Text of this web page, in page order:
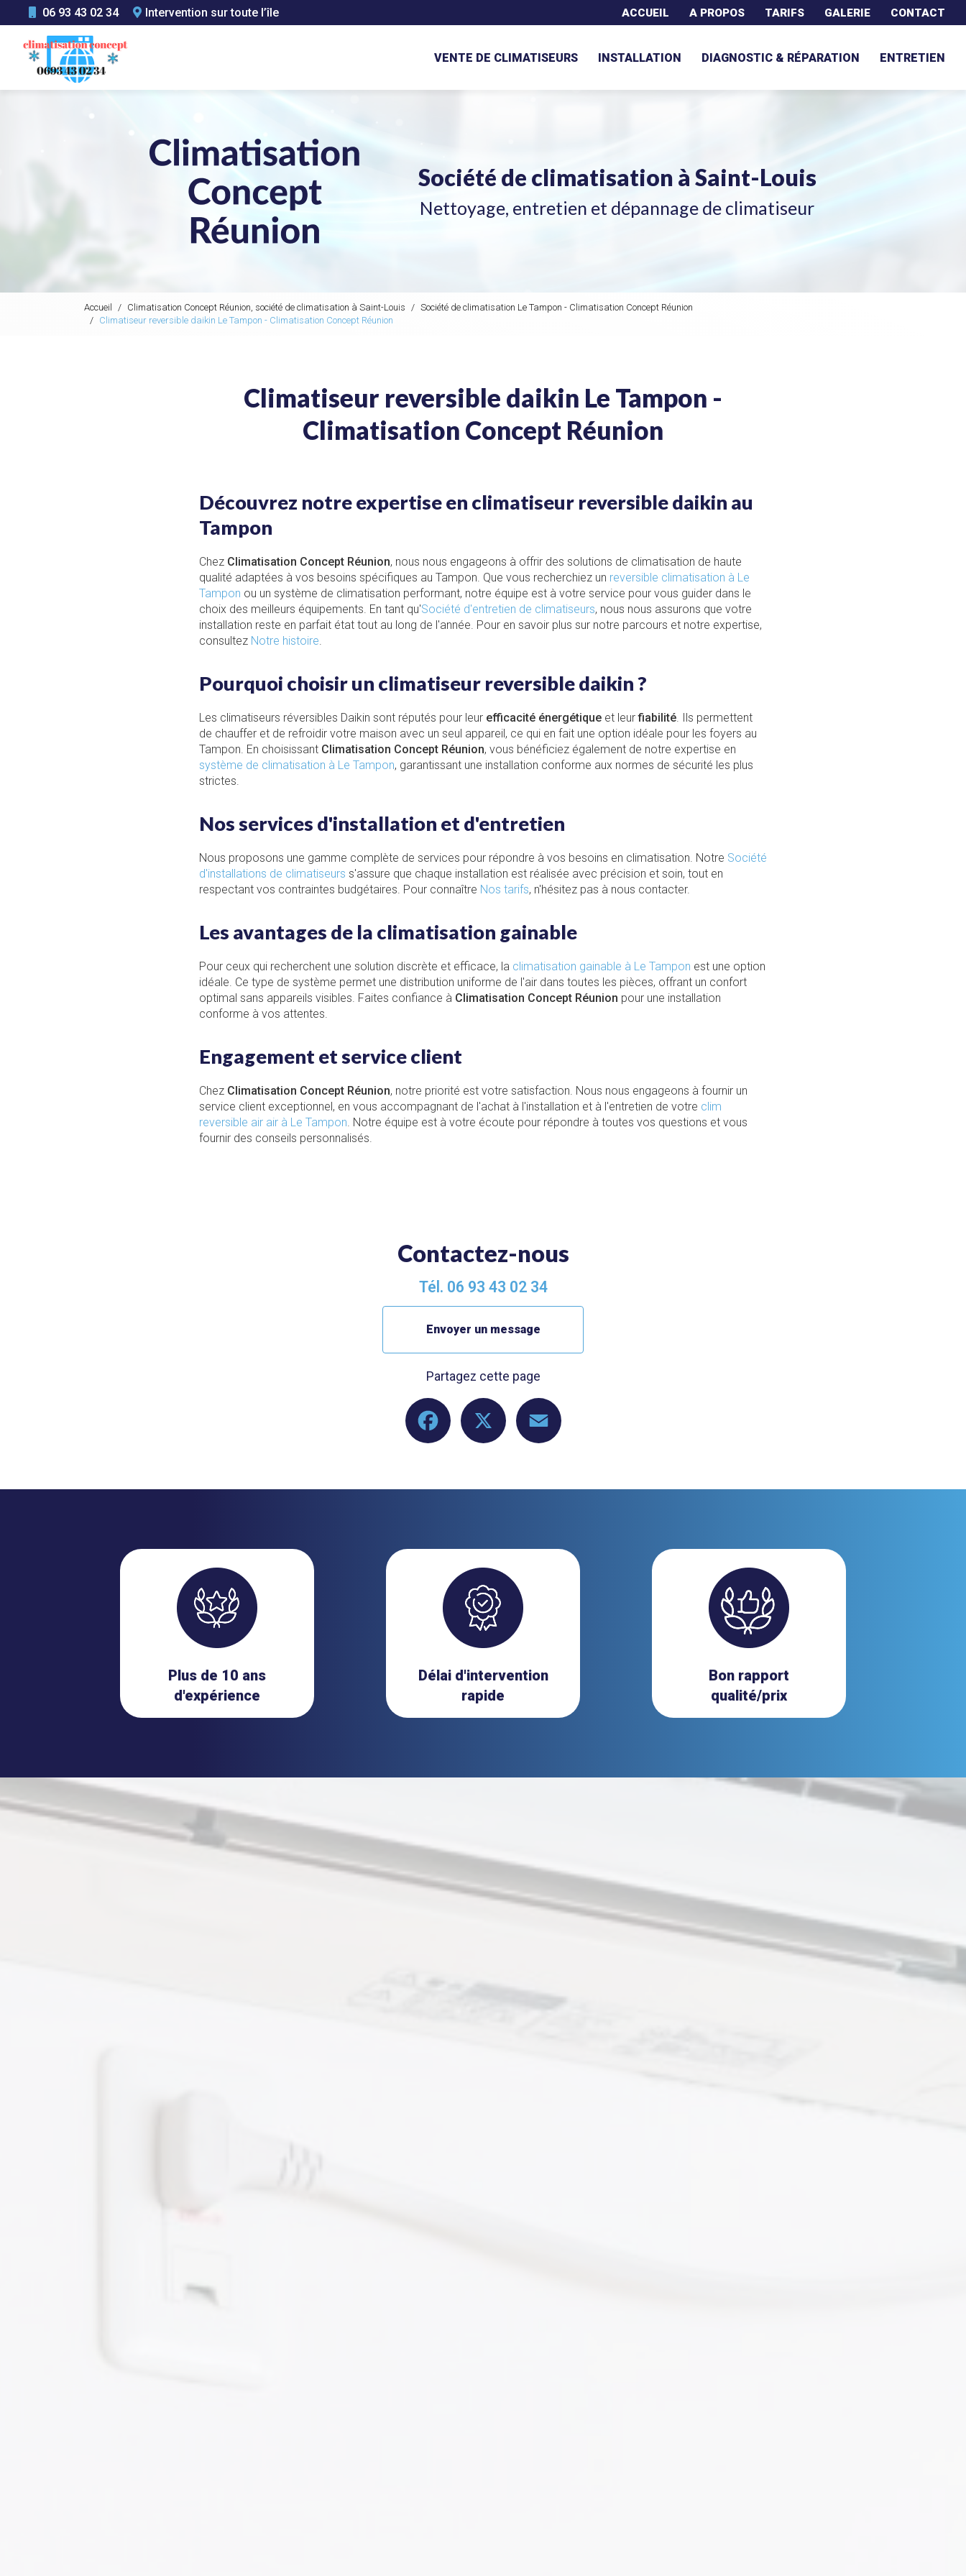
au
contenu
principal
06 93 43 02 34 Intervention sur toute l’île ACCUEIL A PROPOS TARIFS GALERIE CONTACT
VENTE DE CLIMATISEURS
INSTALLATION DIAGNOSTIC & RÉPARATION ENTRETIEN
Société de climatisation à Saint-Louis
Nettoyage, entretien et dépannage de climatiseur
Accueil Climatisation Concept Réunion, société de climatisation à Saint-Louis
Société de climatisation Le Tampon - Climatisation Concept Réunion
Climatiseur reversible daikin Le Tampon - Climatisation Concept Réunion
Climatiseur reversible daikin Le Tampon -
Climatisation Concept Réunion
Découvrez notre expertise en climatiseur reversible daikin au
Tampon
Chez Climatisation Concept Réunion, nous nous engageons à offrir des solutions de climatisation de haute
qualité adaptées à vos besoins spécifiques au Tampon. Que vous recherchiez un reversible climatisation à Le
Tampon ou un système de climatisation performant, notre équipe est à votre service pour vous guider dans le
choix des meilleurs équipements. En tant qu'Société d'entretien de climatiseurs, nous nous assurons que votre
installation reste en parfait état tout au long de l'année. Pour en savoir plus sur notre parcours et notre expertise,
consultez Notre histoire.
Pourquoi choisir un climatiseur reversible daikin ?
Les climatiseurs réversibles Daikin sont réputés pour leur efficacité énergétique et leurfiabilité. Ils permettent
de chauffer et de refroidir votre maison avec un seul appareil, ce qui en fait une option idéale pour les foyers au
Tampon. En choisissant Climatisation Concept Réunion, vous bénéficiez également de notre expertise en
système de climatisation à Le Tampon, garantissant une installation conforme aux normes de sécurité les plus
strictes.
Nos services d'installation et d'entretien
Nous proposons une gamme complète de services pour répondre à vos besoins en climatisation. Notre Société
d'installations de climatiseurs s'assure que chaque installation est réalisée avec précision et soin, tout en
respectant vos contraintes budgétaires. Pour connaître Nos tarifs, n'hésitez pas à nous contacter.
Les avantages de la climatisation gainable
Pour ceux qui recherchent une solution discrète et efficace, la climatisation gainable à Le Tampon est une option
idéale. Ce type de système permet une distribution uniforme de l'air dans toutes les pièces, offrant un confort
optimal sans appareils visibles. Faites confiance à Climatisation Concept Réunion pour une installation
conforme à vos attentes.
Engagement et service client
Chez Climatisation Concept Réunion, notre priorité est votre satisfaction. Nous nous engageons à fournir un
service client exceptionnel, en vous accompagnant de l'achat à l'installation et à l'entretien de votre clim
reversible air air à Le Tampon. Notre équipe est à votre écoute pour répondre à toutes vos questions et vous
fournir des conseils personnalisés.
Contactez-nous
Tél. 06 93 43 02 34
Envoyer un message
Partagez cette page
Facebook
Plus de 10 ans
d'expérience
Délai d'intervention
rapide
Bon rapport
qualité/prix